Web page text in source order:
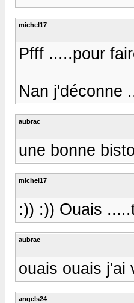
michel17
Pfff .....pour
Nan j'déconne
aubrac
une bonne
michel17
:)) :)) Ouais
aubrac
ouais ouais j'ai
angels24